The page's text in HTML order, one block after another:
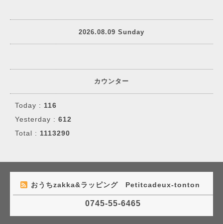
2026.08.09 Sunday
カウンター
Today : 116
Yesterday : 612
Total : 1113290
おうちzakka&ラッピング Petitcadeux-tonton
0745-55-6465